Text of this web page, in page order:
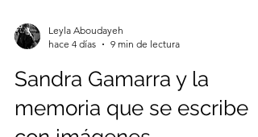
Leyla Aboudayeh
hace 4 días
9 min de lectura
Sandra Gamarra y la